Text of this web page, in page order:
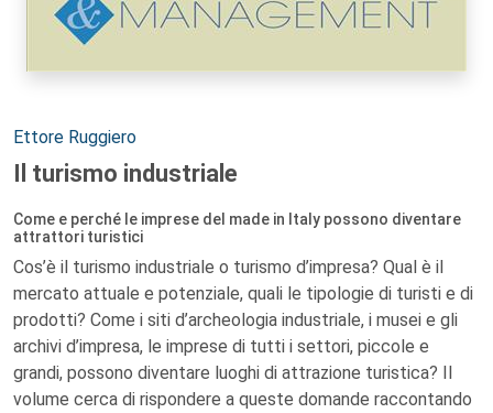
Autori:
Ettore Ruggiero
Il turismo industriale
Come e perché le imprese del made in Italy possono diventare
attrattori turistici
Cos’è il turismo industriale o turismo d’impresa? Qual è il
mercato attuale e potenziale, quali le tipologie di turisti e di
prodotti? Come i siti d’archeologia industriale, i musei e gli
archivi d’impresa, le imprese di tutti i settori, piccole e
grandi, possono diventare luoghi di attrazione turistica? Il
volume cerca di rispondere a queste domande raccontando